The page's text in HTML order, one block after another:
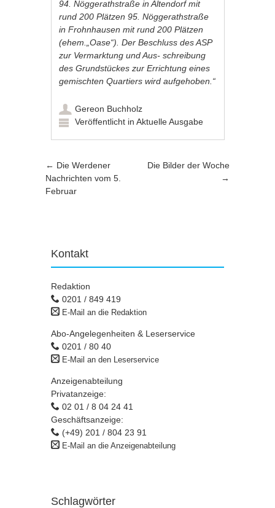
94. Nöggerathstraße in Altendorf mit
rund 200 Plätzen 95. Nöggerathstraße
in Frohnhausen mit rund 200 Plätzen
(ehem.„Oase“). Der Beschluss des ASP
zur Vermarktung und Aus- schreibung
des Grundstückes zur Errichtung eines
gemischten Quartiers wird aufgehoben.“
Gereon Buchholz
Veröffentlicht inAktuelle Ausgabe
Artikel-Navigation
← Die Werdener
Nachrichten vom 5.
Februar
Die Bilder der Woche
→
Kontakt
Redaktion
0201 / 849 419
E-Mail an die Redaktion
Abo-Angelegenheiten & Leserservice
0201 / 80 40
E-Mail an den Leserservice
Anzeigenabteilung
Privatanzeige:
02 01 / 8 04 24 41
Geschäftsanzeige:
(+49) 201 / 804 23 91
E-Mail an die Anzeigenabteilung
Schlagwörter